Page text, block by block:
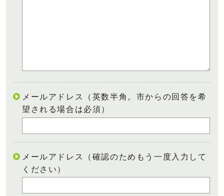
メールアドレス（英数半角。市からの回答を希
望される場合は必須）
メールアドレス（確認のためもう一度入力して
ください）